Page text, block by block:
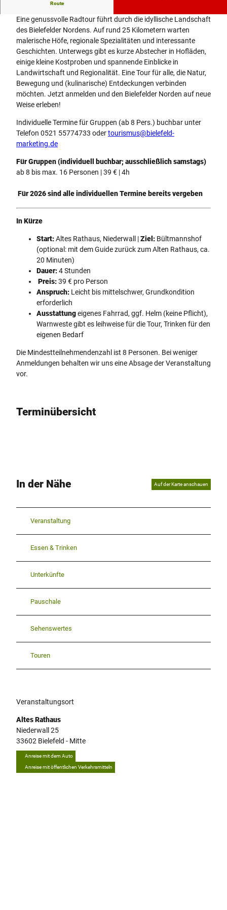
Route
Eine genussvolle Radtour führt durch die idyllische Landschaft
des Bielefelder Nordens. Auf rund 25 Kilometern warten
malerische Höfe, regionale Spezialitäten und interessante
Geschichten. Unterwegs gibt es kurze Abstecher in Hofläden,
einige kleine Kostproben und spannende Einblicke in
Landwirtschaft und Regionalität. Eine Tour für alle, die Natur,
Bewegung und (kulinarische) Entdeckungen verbinden
möchten. Jetzt anmelden und den Bielefelder Norden auf neue
Weise erleben!
Individuelle Termine für Gruppen (ab 8 Pers.) buchbar unter
Telefon 0521 55774733 odertourismus@bielefeld-
marketing.de
Für Gruppen (individuell buchbar; ausschließlich samstags)
ab 8 bis max. 16 Personen | 39 € | 4h
Für 2026 sind alle individuellen Termine bereits vergeben
In Kürze
Start:Altes Rathaus, Niederwall |Ziel: Bültmannshof
(optional: mit dem Guide zurück zum Alten Rathaus, ca.
20 Minuten)
Dauer:4 Stunden
Preis:39 € pro Person
Anspruch: Leicht bis mittelschwer, Grundkondition
erforderlich
Ausstattungeigenes Fahrrad, ggf. Helm (keine Pflicht),
Warnweste gibt es leihweise für die Tour, Trinken für den
eigenen Bedarf
Die Mindestteilnehmendenzahl ist 8 Personen. Bei weniger
Anmeldungen behalten wir uns eine Absage der Veranstaltung
vor.
Terminübersicht
In der Nähe Auf der Karte anschauen
Veranstaltung
Essen & Trinken
Unterkünfte
Pauschale
Sehenswertes
Touren
Veranstaltungsort
Altes Rathaus
Niederwall 25
33602 Bielefeld - Mitte
Anreise mit dem Auto
Anreise mit öffentlichen Verkehrsmitteln